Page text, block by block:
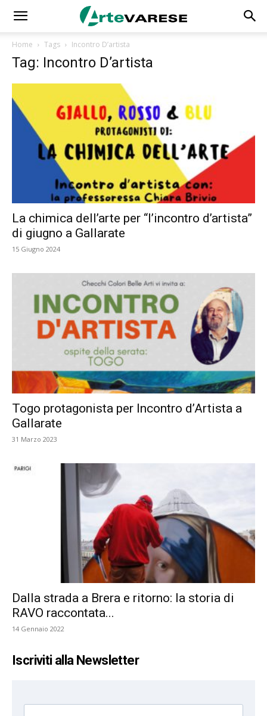
Home Tags Incontro D’artista
Tag: Incontro D’artista
La chimica dell’arte per “l’incontro d’artista”
di giugno a Gallarate
15 Giugno 2024
Togo protagonista per Incontro d’Artista a
Gallarate
31 Marzo 2023
Dalla strada a Brera e ritorno: la storia di
RAVO raccontata...
14 Gennaio 2022
Iscriviti alla Newsletter